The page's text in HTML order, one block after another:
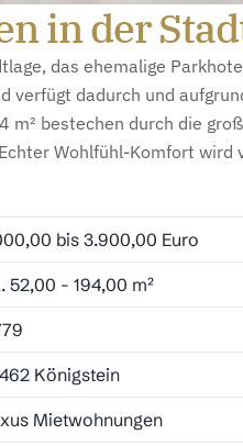
in der
das ehemalige
dadurch und
bestechen durch die
Wohlfühl-Komfort wird
bis 3.900,00 Euro
52,00 - 194,00 m²
Königstein
Mietwohnungen